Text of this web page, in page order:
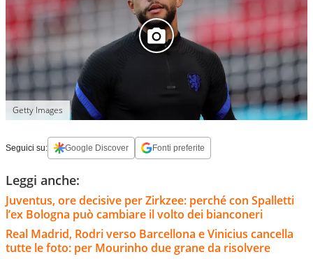
Getty Images
Seguici su: Google Discover Fonti preferite
Leggi anche:
Juventus, ore decisive per Zirkzee: perché con Spalletti
l’ex Bologna può cambiare il volto dei bianconeri
Real Madrid, Rodri verso Barcellona e Vinicius cancella
tutte le foto: per Mourinho due grane da risolvere